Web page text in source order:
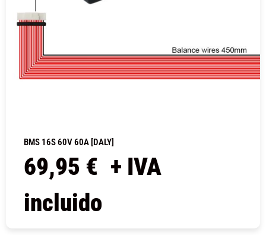
BMS 16S 60V 60A [DALY]
69,95 € + IVA
incluido